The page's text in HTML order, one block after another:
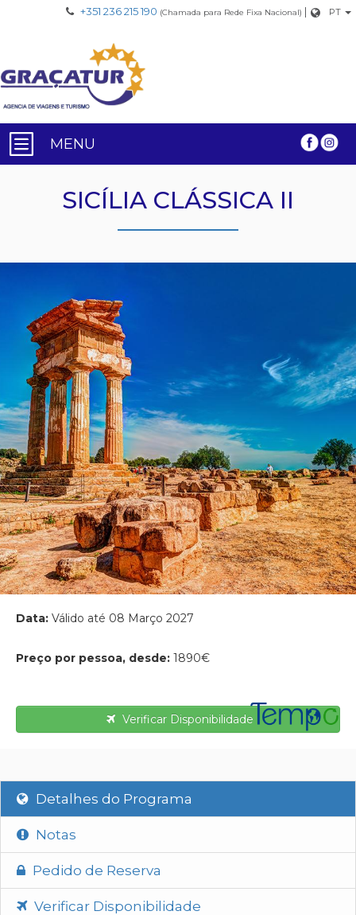
+351 236 215 190 (Chamada para Rede Fixa Nacional) | PT
MENU
SICÍLIA CLÁSSICA II
Data: Válido até 08 Março 2027
Preço por pessoa, desde: 1890€
Verificar Disponibilidade
Detalhes do Programa
Notas
Pedido de Reserva
Verificar Disponibilidade